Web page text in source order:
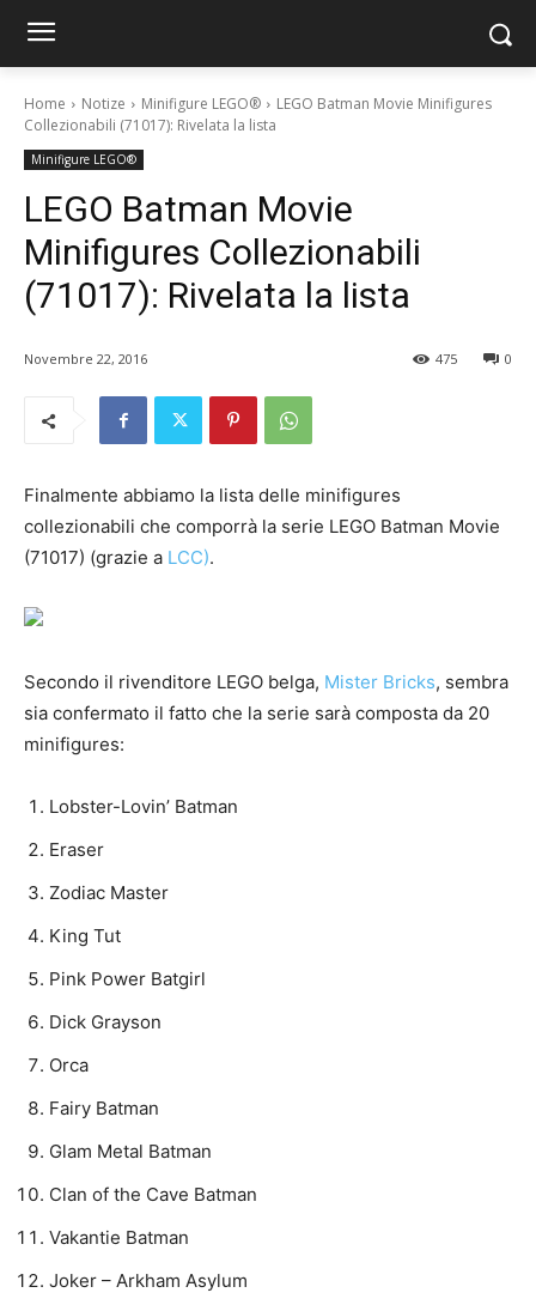
Home Notize Minifigure LEGO®
LEGO Batman Movie Minifigures
Collezionabili (71017): Rivelata la lista
Minifigure LEGO®
LEGO Batman Movie
Minifigures Collezionabili
(71017): Rivelata la lista
Novembre 22, 2016 0
475
Finalmente abbiamo la lista delle minifigures
collezionabili che comporrà la serie LEGO Batman Movie
(71017) (grazie a LCC).
Secondo il rivenditore LEGO belga, Mister Bricks, sembra
sia confermato il fatto che la serie sarà composta da 20
minifigures:
Lobster-Lovin’ Batman
Eraser
Zodiac Master
King Tut
Pink Power Batgirl
Dick Grayson
Orca
Fairy Batman
Glam Metal Batman
Clan of the Cave Batman
Vakantie Batman
Joker – Arkham Asylum